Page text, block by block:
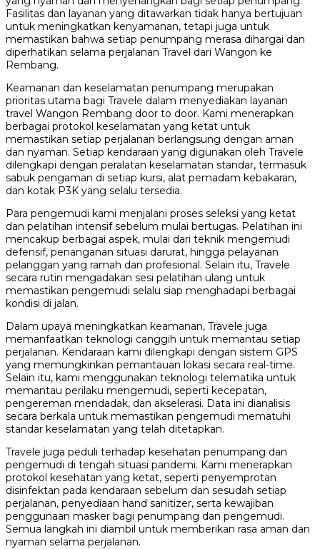
Fasilitas dan layanan yang ditawarkan tidak hanya bertujuan
untuk meningkatkan kenyamanan, tetapi juga untuk
memastikan bahwa setiap penumpang merasa dihargai dan
diperhatikan selama perjalanan Travel dari Wangon ke
Rembang.
Keamanan dan keselamatan penumpang merupakan
prioritas utama bagi Travele dalam menyediakan layanan
travel Wangon Rembang door to door. Kami menerapkan
berbagai protokol keselamatan yang ketat untuk
memastikan setiap perjalanan berlangsung dengan aman
dan nyaman. Setiap kendaraan yang digunakan oleh Travele
dilengkapi dengan peralatan keselamatan standar, termasuk
sabuk pengaman di setiap kursi, alat pemadam kebakaran,
dan kotak P3K yang selalu tersedia.
Para pengemudi kami menjalani proses seleksi yang ketat
dan pelatihan intensif sebelum mulai bertugas. Pelatihan ini
mencakup berbagai aspek, mulai dari teknik mengemudi
defensif, penanganan situasi darurat, hingga pelayanan
pelanggan yang ramah dan profesional. Selain itu, Travele
secara rutin mengadakan sesi pelatihan ulang untuk
memastikan pengemudi selalu siap menghadapi berbagai
kondisi di jalan.
Dalam upaya meningkatkan keamanan, Travele juga
memanfaatkan teknologi canggih untuk memantau setiap
perjalanan. Kendaraan kami dilengkapi dengan sistem GPS
yang memungkinkan pemantauan lokasi secara real-time.
Selain itu, kami menggunakan teknologi telematika untuk
memantau perilaku mengemudi, seperti kecepatan,
pengereman mendadak, dan akselerasi. Data ini dianalisis
secara berkala untuk memastikan pengemudi mematuhi
standar keselamatan yang telah ditetapkan.
Travele juga peduli terhadap kesehatan penumpang dan
pengemudi di tengah situasi pandemi. Kami menerapkan
protokol kesehatan yang ketat, seperti penyemprotan
disinfektan pada kendaraan sebelum dan sesudah setiap
perjalanan, penyediaan hand sanitizer, serta kewajiban
penggunaan masker bagi penumpang dan pengemudi.
Semua langkah ini diambil untuk memberikan rasa aman dan
nyaman selama perjalanan.